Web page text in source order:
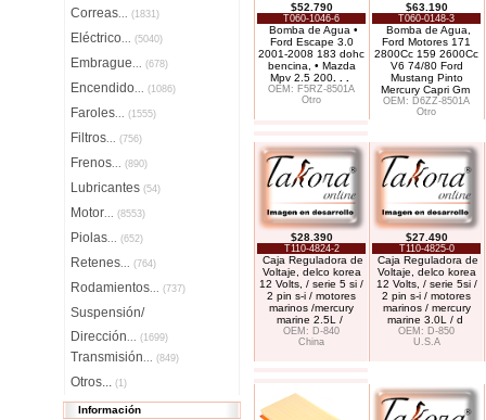
Correas... (1831)
Eléctrico... (5040)
Embrague... (678)
Encendido... (1086)
Faroles... (1555)
Filtros... (756)
Frenos... (890)
Lubricantes (54)
Motor... (8553)
Piolas... (652)
Retenes... (764)
Rodamientos... (737)
Suspensión/
Dirección... (1699)
Transmisión... (849)
Otros... (1)
Información
$52.790
T060-1046-6
Bomba de Agua •
Ford Escape 3.0
2001-2008 183 dohc
bencina, • Mazda
Mpv 2.5 200
OEM: F5RZ-8501A
Otro
$63.190
T060-0148-3
Bomba de Agua,
Ford Motores 171
2800Cc 159 2600Cc
V6 74/80 Ford
Mustang Pinto
Mercury Capri Gm
OEM: D6ZZ-8501A
Otro
$28.390
T110-4824-2
Caja Reguladora de
Voltaje, delco korea
12 Volts, / serie 5 si /
2 pin s-i / motores
marinos /mercury
marine 2.5L /
OEM: D-840
China
$27.490
T110-4825-0
Caja Reguladora de
Voltaje, delco korea
12 Volts, / serie 5si /
2 pin s-i / motores
marinos / mercury
marine 3.0L / d
OEM: D-850
U.S.A